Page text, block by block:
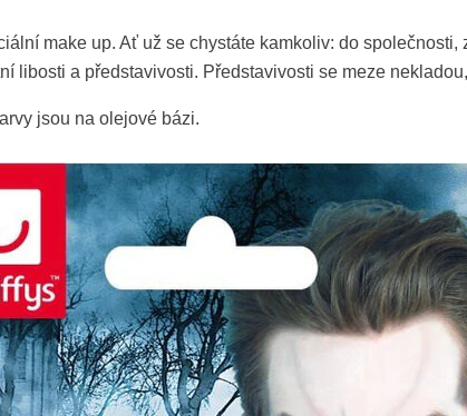
make up. Ať už se chystáte kamkoliv: do
libosti a představivosti. Představivosti se meze
jsou na olejové bázi.